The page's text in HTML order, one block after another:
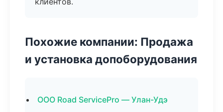
Похожие компании: Продажа
и установка допоборудования
ООО Road ServicePro — Улан-Удэ